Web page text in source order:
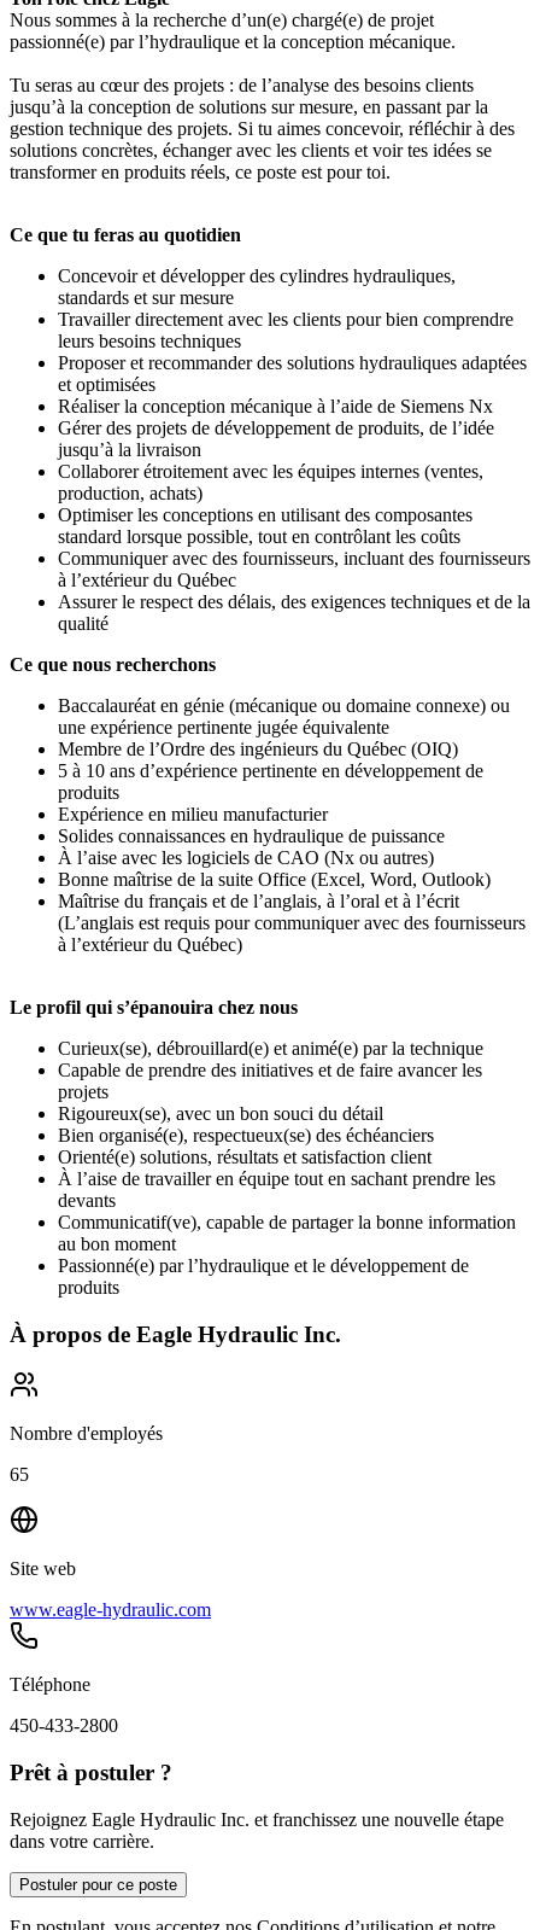
Nous sommes à la recherche d’un(e) chargé(e) de projet
passionné(e) par l’hydraulique et la conception mécanique.
Tu seras au cœur des projets : de l’analyse des besoins clients
jusqu’à la conception de solutions sur mesure, en passant par la
gestion technique des projets. Si tu aimes concevoir, réfléchir à des
solutions concrètes, échanger avec les clients et voir tes idées se
transformer en produits réels, ce poste est pour toi.
Ce que tu feras au quotidien
Concevoir et développer des cylindres hydrauliques,
standards et sur mesure
Travailler directement avec les clients pour bien comprendre
leurs besoins techniques
Proposer et recommander des solutions hydrauliques adaptées
et optimisées
Réaliser la conception mécanique à l’aide de Siemens Nx
Gérer des projets de développement de produits, de l’idée
jusqu’à la livraison
Collaborer étroitement avec les équipes internes (ventes,
production, achats)
Optimiser les conceptions en utilisant des composantes
standard lorsque possible, tout en contrôlant les coûts
Communiquer avec des fournisseurs, incluant des fournisseurs
à l’extérieur du Québec
Assurer le respect des délais, des exigences techniques et de la
qualité
Ce que nous recherchons
Baccalauréat en génie (mécanique ou domaine connexe) ou
une expérience pertinente jugée équivalente
Membre de l’Ordre des ingénieurs du Québec (OIQ)
5 à 10 ans d’expérience pertinente en développement de
produits
Expérience en milieu manufacturier
Solides connaissances en hydraulique de puissance
À l’aise avec les logiciels de CAO (Nx ou autres)
Bonne maîtrise de la suite Office (Excel, Word, Outlook)
Maîtrise du français et de l’anglais, à l’oral et à l’écrit
(L’anglais est requis pour communiquer avec des fournisseurs
à l’extérieur du Québec)
Le profil qui s’épanouira chez nous
Curieux(se), débrouillard(e) et animé(e) par la technique
Capable de prendre des initiatives et de faire avancer les
projets
Rigoureux(se), avec un bon souci du détail
Bien organisé(e), respectueux(se) des échéanciers
Orienté(e) solutions, résultats et satisfaction client
À l’aise de travailler en équipe tout en sachant prendre les
devants
Communicatif(ve), capable de partager la bonne information
au bon moment
Passionné(e) par l’hydraulique et le développement de
produits
À propos de Eagle Hydraulic Inc.
Nombre d'employés
65
Site web
www.eagle-hydraulic.com
Téléphone
450-433-2800
Prêt à postuler ?
Rejoignez Eagle Hydraulic Inc. et franchissez une nouvelle étape
dans votre carrière.
Postuler pour ce poste